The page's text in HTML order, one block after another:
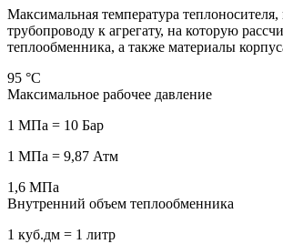
Максимальная температура
трубопроводу к агрегату, на которую
теплообменника, а также материалы
95 °С
Максимальное рабочее давление
1 МПа = 10 Бар
1 МПа = 9,87 Атм
1,6 МПа
Внутренний объем теплообменника
1 куб.дм = 1 литр